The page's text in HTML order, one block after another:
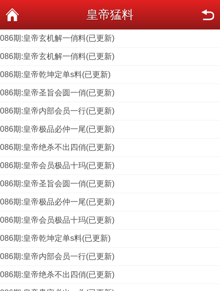
皇帝猛料
086期:皇帝玄机解一俏料(已更新)
086期:皇帝玄机解一俏料(已更新)
086期:皇帝乾坤定单s料(已更新)
086期:皇帝圣旨会圆一俏(已更新)
086期:皇帝内部会员一行(已更新)
086期:皇帝极品必仲一尾(已更新)
086期:皇帝绝杀不出四俏(已更新)
086期:皇帝会员极品十玛(已更新)
086期:皇帝圣旨会圆一俏(已更新)
086期:皇帝极品必仲一尾(已更新)
086期:皇帝会员极品十玛(已更新)
086期:皇帝乾坤定单s料(已更新)
086期:皇帝内部会员一行(已更新)
086期:皇帝绝杀不出四俏(已更新)